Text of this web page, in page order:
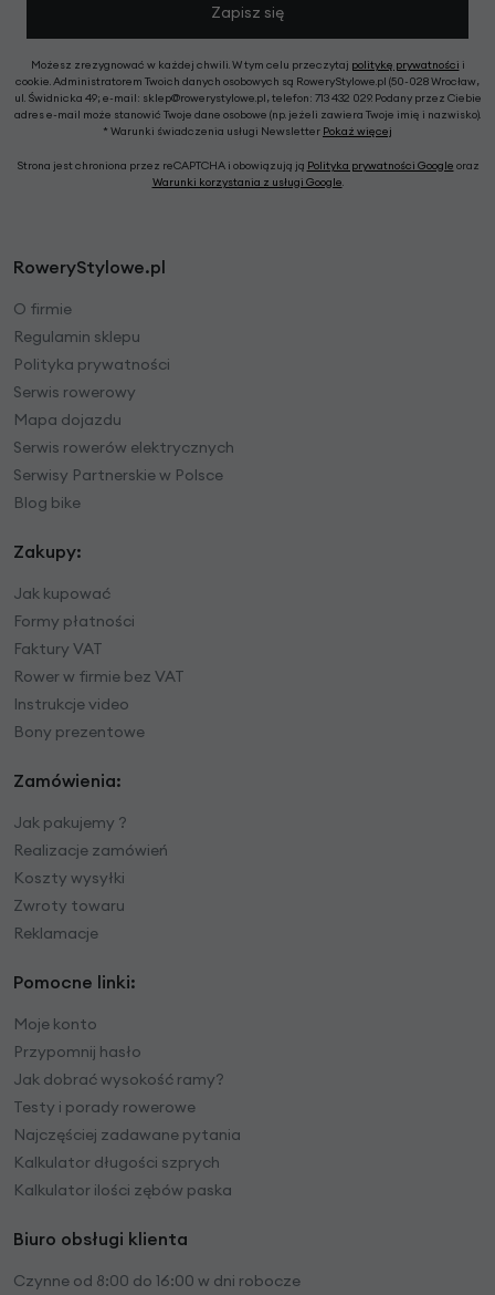
Zapisz się
Możesz zrezygnować w każdej chwili. W tym celu przeczytaj politykę prywatności i
cookie. Administratorem Twoich danych osobowych są RoweryStylowe.pl (50-028 Wrocław,
ul. Świdnicka 49; e-mail: sklep@rowerystylowe.pl, telefon: 713 432 029. Podany przez Ciebie
adres e-mail może stanowić Twoje dane osobowe (np. jeżeli zawiera Twoje imię i nazwisko).
* Warunki świadczenia usługi Newsletter Pokaż więcej
Strona jest chroniona przez reCAPTCHA i obowiązują ją Polityka prywatności Google oraz
Warunki korzystania z usługi Google
RoweryStylowe.pl
O firmie
Regulamin sklepu
Polityka prywatności
Serwis rowerowy
Mapa dojazdu
Serwis rowerów elektrycznych
Serwisy Partnerskie w Polsce
Blog bike
Zakupy:
Jak kupować
Formy płatności
Faktury VAT
Rower w firmie bez VAT
Instrukcje video
Bony prezentowe
Zamówienia:
Jak pakujemy ?
Realizacje zamówień
Koszty wysyłki
Zwroty towaru
Reklamacje
Pomocne linki:
Moje konto
Przypomnij hasło
Jak dobrać wysokość ramy?
Testy i porady rowerowe
Najczęściej zadawane pytania
Kalkulator długości szprych
Kalkulator ilości zębów paska
Biuro obsługi klienta
Czynne od 8:00 do 16:00 w dni robocze